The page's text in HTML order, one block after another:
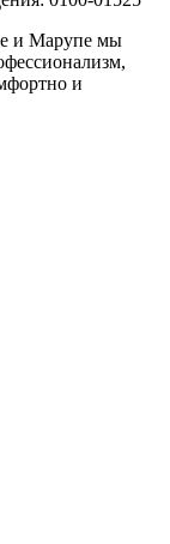
и Марупе мы
и